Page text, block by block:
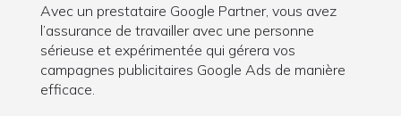
Avec un prestataire Google Partner, vous avez
l’assurance de travailler avec une personne
sérieuse et expérimentée qui gérera vos
campagnes publicitaires Google Ads de manière
efficace.